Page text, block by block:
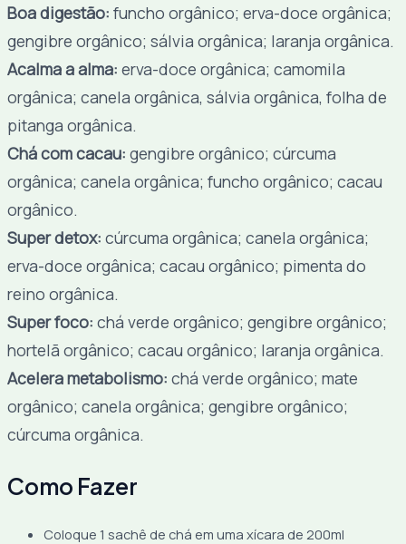
Boa digestão: funcho orgânico; erva-doce orgânica;
gengibre orgânico; sálvia orgânica; laranja orgânica.
Acalma a alma: erva-doce orgânica; camomila
orgânica; canela orgânica, sálvia orgânica, folha de
pitanga orgânica.
Chá com cacau: gengibre orgânico; cúrcuma
orgânica; canela orgânica; funcho orgânico; cacau
orgânico.
Super detox: cúrcuma orgânica; canela orgânica;
erva-doce orgânica; cacau orgânico; pimenta do
reino orgânica.
Super foco: chá verde orgânico; gengibre orgânico;
hortelã orgânico; cacau orgânico; laranja orgânica.
Acelera metabolismo: chá verde orgânico; mate
orgânico; canela orgânica; gengibre orgânico;
cúrcuma orgânica.
Como Fazer
Coloque 1 sachê de chá em uma xícara de 200ml